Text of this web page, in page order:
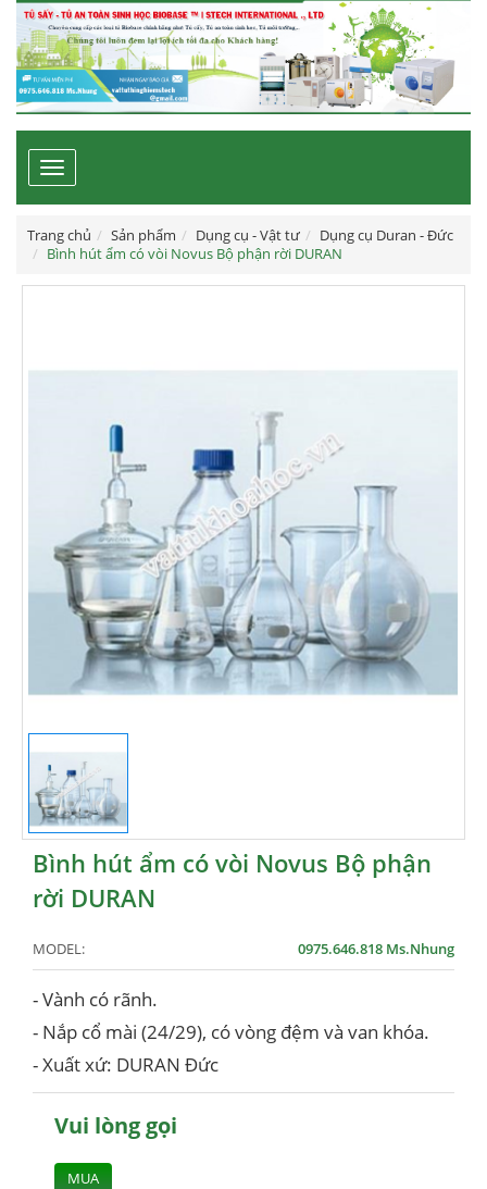
Toggle
navigation
Trang chủ Sản phẩm Dụng cụ - Vật tư
Dụng cụ Duran - Đức
Bình hút ẩm có vòi Novus Bộ phận rời DURAN
Bình hút ẩm có vòi Novus Bộ phận
rời DURAN
MODEL: 0975.646.818 Ms.Nhung
- Vành có rãnh.
- Nắp cổ mài (24/29), có vòng đệm và van khóa.
- Xuất xứ: DURAN Đức
Vui lòng gọi
MUA